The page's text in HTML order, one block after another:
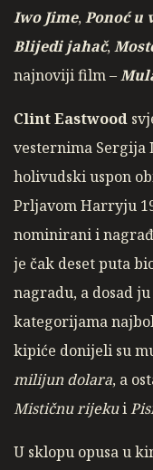
Iwo Jime,Ponoć u
Blijedi jahač,
najnoviji film –
Clint Eastwood
vesternima Sergija
holivudski uspon
Prljavom Harryju
nominirani i
je čak deset puta
nagradu, a dosad
kategorijama
kipiće donijeli su
milijun dolara, a
Mističnu rijekui
U sklopu opusa u